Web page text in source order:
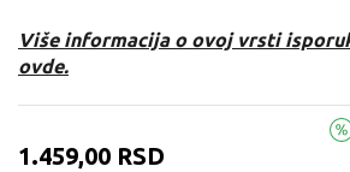
Više informacija o ovoj vrsti
ovde.
1.459,00 RSD